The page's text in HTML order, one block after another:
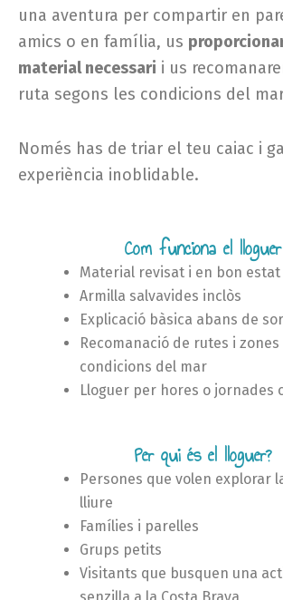
una aventura per compartir en
amics o en família, us
material necessari i us
ruta segons les condicions del
Només has de triar el teu caiac i
experiència inoblidable.
Com funciona el lloguer
Material revisat i en bon estat
Armilla salvavides inclòs
Explicació bàsica abans de
Recomanació de rutes i zones
condicions del mar
Lloguer per hores o jornades
Per qui és el lloguer?
Persones que volen explorar
lliure
Famílies i parelles
Grups petits
Visitants que busquen una
senzilla a la Costa Brava